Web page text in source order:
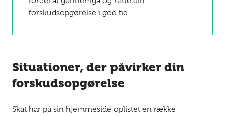
forskudsopgørelse i god tid.
Situationer, der påvirker din
forskudsopgørelse
Skat har på sin hjemmeside oplistet en række